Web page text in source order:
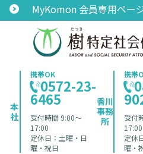
MyKomon 会員専用ペー
本
社
携帯OK
0572-23-
6465
受付時間 9:00〜
17:00
定休日：土曜・日
曜・祝日
香川
事務
所
携帯
受付
17:00
定休
曜・